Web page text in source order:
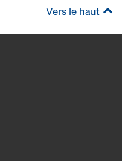
Vers le haut